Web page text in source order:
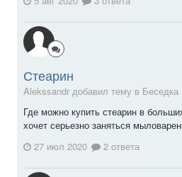
Стеарин
Alekssandr добавил тему в Беседка
Где можно купить стеарин в
хочет серьезно заняться
27 июл 2020
2 ответа